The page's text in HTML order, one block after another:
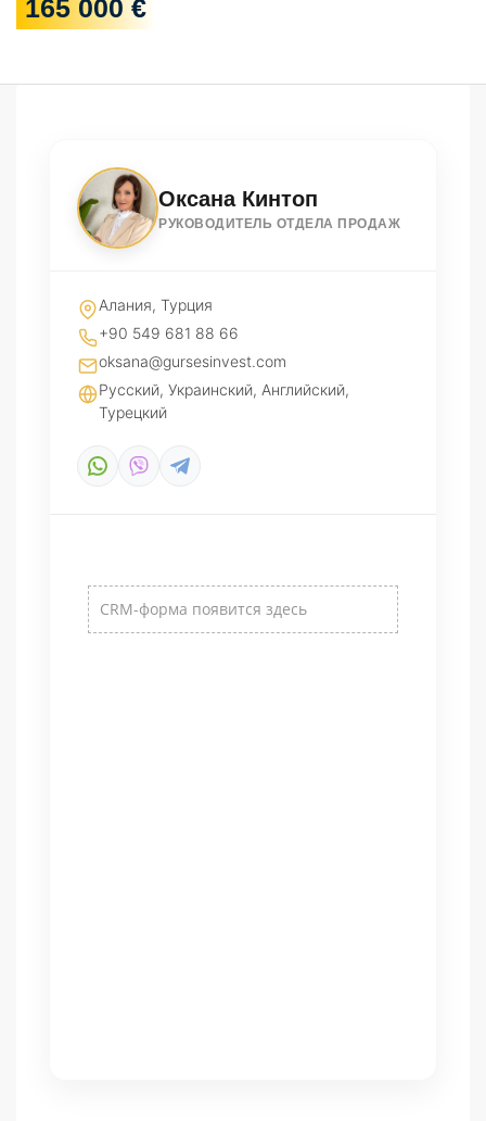
165 000 €
Оксана Кинтоп
РУКОВОДИТЕЛЬ ОТДЕЛА ПРОДАЖ
Алания, Турция
+90 549 681 88 66
oksana@gursesinvest.com
Русский, Украинский, Английский,
Турецкий